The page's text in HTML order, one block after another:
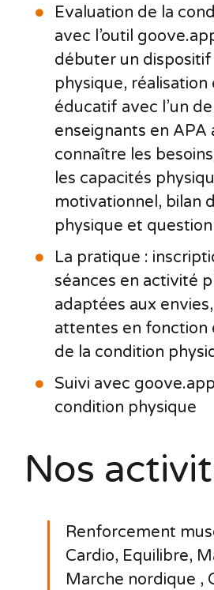
Evaluation de la
avec l’outil
débuter un
physique, réalisation
éducatif avec l’un
enseignants en APA
connaître les
les capacités
motivationnel, bilan
physique et
La pratique :
séances en activité
adaptées aux
attentes en fonction
de la condition
Suivi avec
condition physique
Nos
Renforcement
Cardio, Equilibre,
Marche nordique ,